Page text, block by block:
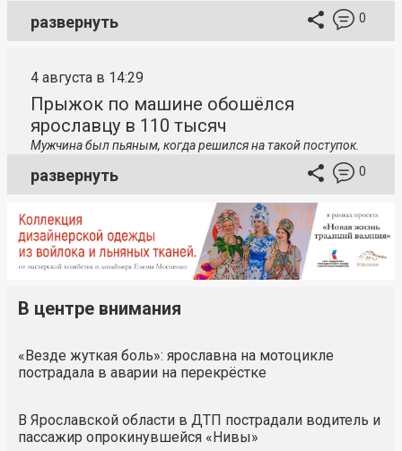
развернуть 0
4 августа в 14:29
Прыжок по машине обошёлся
ярославцу в 110 тысяч
Мужчина был пьяным, когда решился на такой поступок.
развернуть 0
В центре внимания
«Везде жуткая боль»: ярославна на мотоцикле
пострадала в аварии на перекрёстке
В Ярославской области в ДТП пострадали водитель и
пассажир опрокинувшейся «Нивы»